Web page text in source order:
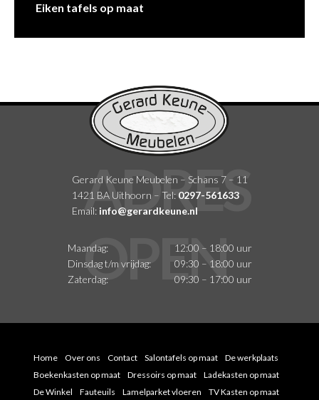
Eiken tafels op maat
Gerard Keune Meubelen – Schans 7 – 11
1421 BA Uithoorn – Tel: 0297-561633
Email: info@gerardkeune.nl
Maandag:
12:00 – 18:00 uur
Dinsdag t/m vrijdag:
09:30 – 18:00 uur
Zaterdag:
09:30 – 17:00 uur
Home Over ons Contact Salontafels op maat
De werkplaats
Boekenkasten op maat
Dressoirs op maat
Ladekasten op maat
De Winkel
Fauteuils Lamelparket vloeren TV Kasten op maat